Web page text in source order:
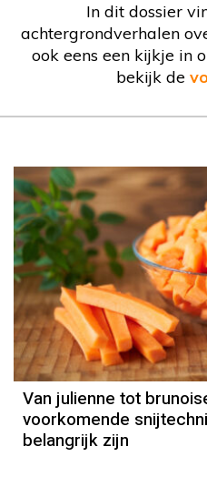
In dit dossier
achtergrondverhalen
ook eens een kijkje in
bekijk de
Van julienne tot
voorkomende
belangrijk zijn